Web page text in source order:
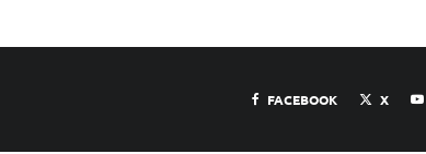
FACEBOOK X